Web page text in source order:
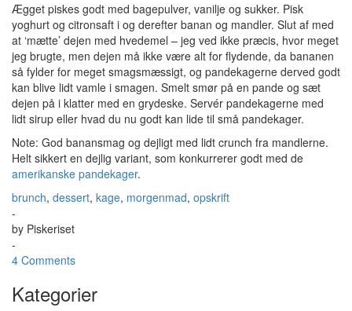
Ægget piskes godt med bagepulver, vanilje og sukker. Pisk
yoghurt og citronsaft i og derefter banan og mandler. Slut af med
at ‘mætte’ dejen med hvedemel – jeg ved ikke præcis, hvor meget
jeg brugte, men dejen må ikke være alt for flydende, da bananen
så fylder for meget smagsmæssigt, og pandekagerne derved godt
kan blive lidt vamle i smagen. Smelt smør på en pande og sæt
dejen på i klatter med en grydeske. Servér pandekagerne med
lidt sirup eller hvad du nu godt kan lide til små pandekager.
Note: God banansmag og dejligt med lidt crunch fra mandlerne.
Helt sikkert en dejlig variant, som konkurrerer godt med de
amerikanske pandekager.
brunch, dessert, kage, morgenmad, opskrift
-
by Piskeriset
-
4 Comments
Kategorier